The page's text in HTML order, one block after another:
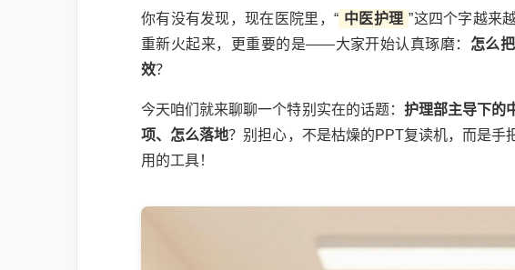
你有没有发现，现在医院里，“ 中医护理 ”这四个字越来
重新火起来，更重要的是——大家开始认真琢磨： 怎么
效？
今天咱们就来聊聊一个特别实在的话题： 护理部主导下的
项、怎么落地？别担心，不是枯燥的PPT复读机，而是手
用的工具！